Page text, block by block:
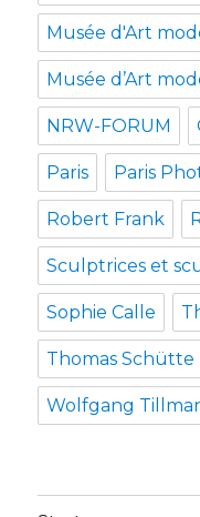
Musée d'Art
Musée d’Art
NRW-FORUM
Paris Paris
Robert Frank
Sculptrices et
Sophie Calle
Thomas Schütte
Wolfgang